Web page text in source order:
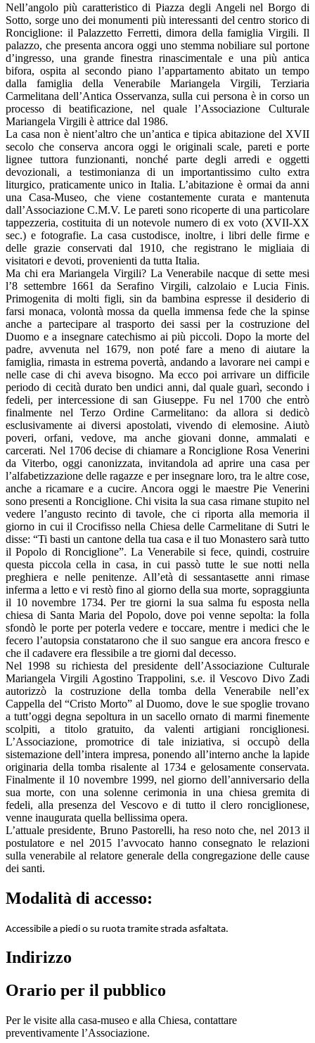
Nell’angolo più caratteristico di Piazza degli Angeli nel Borgo di
Sotto, sorge uno dei monumenti più interessanti del centro storico di
Ronciglione: il Palazzetto Ferretti, dimora della famiglia Virgili. Il
palazzo, che presenta ancora oggi uno stemma nobiliare sul portone
d’ingresso, una grande finestra rinascimentale e una più antica
bifora, ospita al secondo piano l’appartamento abitato un tempo
dalla famiglia della Venerabile Mariangela Virgili, Terziaria
Carmelitana dell’Antica Osservanza, sulla cui persona è in corso un
processo di beatificazione, nel quale l’Associazione Culturale
Mariangela Virgili è attrice dal 1986.
La casa non è nient’altro che un’antica e tipica abitazione del XVII
secolo che conserva ancora oggi le originali scale, pareti e porte
lignee tuttora funzionanti, nonché parte degli arredi e oggetti
devozionali, a testimonianza di un importantissimo culto extra
liturgico, praticamente unico in Italia. L’abitazione è ormai da anni
una Casa-Museo, che viene costantemente curata e mantenuta
dall’Associazione C.M.V. Le pareti sono ricoperte di una particolare
tappezzeria, costituita di un notevole numero di ex voto (XVII-XX
sec.) e fotografie. La casa custodisce, inoltre, i libri delle firme e
delle grazie conservati dal 1910, che registrano le migliaia di
visitatori e devoti, provenienti da tutta Italia.
Ma chi era Mariangela Virgili? La Venerabile nacque di sette mesi
l’8 settembre 1661 da Serafino Virgili, calzolaio e Lucia Finis.
Primogenita di molti figli, sin da bambina espresse il desiderio di
farsi monaca, volontà mossa da quella immensa fede che la spinse
anche a partecipare al trasporto dei sassi per la costruzione del
Duomo e a insegnare catechismo ai più piccoli. Dopo la morte del
padre, avvenuta nel 1679, non poté fare a meno di aiutare la
famiglia, rimasta in estrema povertà, andando a lavorare nei campi e
nelle case di chi aveva bisogno. Ma ecco poi arrivare un difficile
periodo di cecità durato ben undici anni, dal quale guarì, secondo i
fedeli, per intercessione di san Giuseppe. Fu nel 1700 che entrò
finalmente nel Terzo Ordine Carmelitano: da allora si dedicò
esclusivamente ai diversi apostolati, vivendo di elemosine. Aiutò
poveri, orfani, vedove, ma anche giovani donne, ammalati e
carcerati. Nel 1706 decise di chiamare a Ronciglione Rosa Venerini
da Viterbo, oggi canonizzata, invitandola ad aprire una casa per
l’alfabetizzazione delle ragazze e per insegnare loro, tra le altre cose,
anche a ricamare e a cucire. Ancora oggi le maestre Pie Venerini
sono presenti a Ronciglione. Chi visita la sua casa rimane stupito nel
vedere l’angusto recinto di tavole, che ci riporta alla memoria il
giorno in cui il Crocifisso nella Chiesa delle Carmelitane di Sutri le
disse: “Ti basti un cantone della tua casa e il tuo Monastero sarà tutto
il Popolo di Ronciglione”. La Venerabile si fece, quindi, costruire
questa piccola cella in casa, in cui passò tutte le sue notti nella
preghiera e nelle penitenze. All’età di sessantasette anni rimase
inferma a letto e vi restò fino al giorno della sua morte, sopraggiunta
il 10 novembre 1734. Per tre giorni la sua salma fu esposta nella
chiesa di Santa Maria del Popolo, dove poi venne sepolta: la folla
sfondò le porte per poterla vedere e toccare, mentre i medici che le
fecero l’autopsia constatarono che il suo sangue era ancora fresco e
che il cadavere era flessibile a tre giorni dal decesso.
Nel 1998 su richiesta del presidente dell’Associazione Culturale
Mariangela Virgili Agostino Trappolini, s.e. il Vescovo Divo Zadi
autorizzò la costruzione della tomba della Venerabile nell’ex
Cappella del “Cristo Morto” al Duomo, dove le sue spoglie trovano
a tutt’oggi degna sepoltura in un sacello ornato di marmi finemente
scolpiti, a titolo gratuito, da valenti artigiani ronciglionesi.
L’Associazione, promotrice di tale iniziativa, si occupò della
sistemazione dell’intera impresa, ponendo all’interno anche la lapide
originaria della tomba risalente al 1734 e gelosamente conservata.
Finalmente il 10 novembre 1999, nel giorno dell’anniversario della
sua morte, con una solenne cerimonia in una chiesa gremita di
fedeli, alla presenza del Vescovo e di tutto il clero ronciglionese,
venne inaugurata quella bellissima opera.
L’attuale presidente, Bruno Pastorelli, ha reso noto che, nel 2013 il
postulatore e nel 2015 l’avvocato hanno consegnato le relazioni
sulla venerabile al relatore generale della congregazione delle cause
dei santi.
Modalità di accesso:
Accessibile a piedi o su ruota tramite strada asfaltata.
Indirizzo
Orario per il pubblico
Per le visite alla casa-museo e alla Chiesa, contattare
preventivamente l’Associazione.